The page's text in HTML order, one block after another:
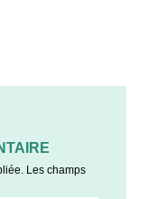
Les champs